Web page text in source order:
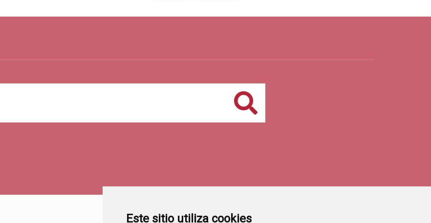
Este sitio utiliza cookies
Buscar